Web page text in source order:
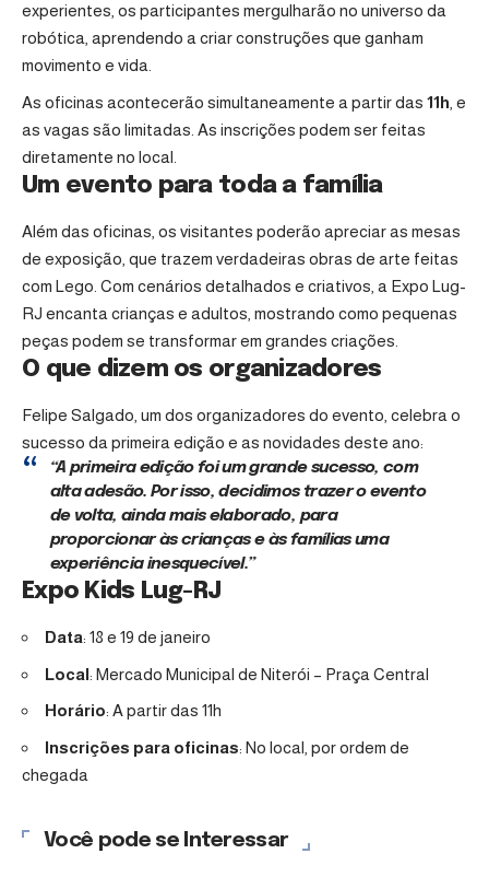
experientes, os participantes mergulharão no universo da
robótica, aprendendo a criar construções que ganham
movimento e vida.
As oficinas acontecerão simultaneamente a partir das 11h , e
as vagas são limitadas. As inscrições podem ser feitas
diretamente no local.
Um evento para toda a família
Além das oficinas, os visitantes poderão apreciar as mesas
de exposição, que trazem verdadeiras obras de arte feitas
com Lego. Com cenários detalhados e criativos, a Expo Lug-
RJ encanta crianças e adultos, mostrando como pequenas
peças podem se transformar em grandes criações.
O que dizem os organizadores
Felipe Salgado, um dos organizadores do evento, celebra o
sucesso da primeira edição e as novidades deste ano:
“A primeira edição foi um grande sucesso, com
alta adesão. Por isso, decidimos trazer o evento
de volta, ainda mais elaborado, para
proporcionar às crianças e às famílias uma
experiência inesquecível.”
Expo Kids Lug-RJ
Data: 18 e 19 de janeiro
Local: Mercado Municipal de Niterói – Praça Central
Horário: A partir das 11h
Inscrições para oficinas: No local, por ordem de
chegada
Você pode se Interessar